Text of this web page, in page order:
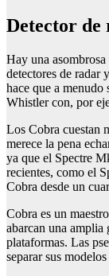
detector
Hay una
detectores de radar
hace que a
Whistler con, por
Los Cobra cuestan
merece la pena
ya que el Spectre
recientes, como el
Cobra desde un
Cobra es un
abarcan una amplia
plataformas. Las
separar sus